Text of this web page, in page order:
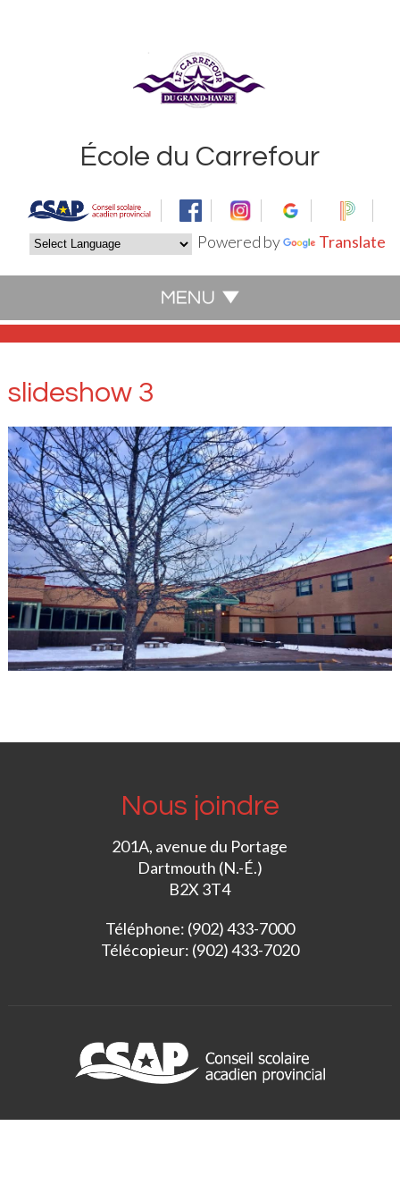
Powered by Translate
École du Carrefour
slideshow 3
Nous joindre
201A, avenue du Portage
Dartmouth (N.-É.)
B2X 3T4
Téléphone: (902) 433-7000
Télécopieur: (902) 433-7020